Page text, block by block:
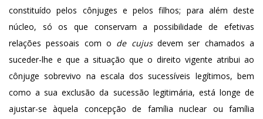
constituído pelos cônjuges e pelos filhos; para além deste
núcleo, só os que conservam a possibilidade de efetivas
relações pessoais com o de cujusdevem ser chamados a
suceder-lhe e que a situação que o direito vigente atribui ao
cônjuge sobrevivo na escala dos sucessíveis legítimos, bem
como a sua exclusão da sucessão legitimária, está longe de
ajustar-se àquela concepção de família nuclear ou família